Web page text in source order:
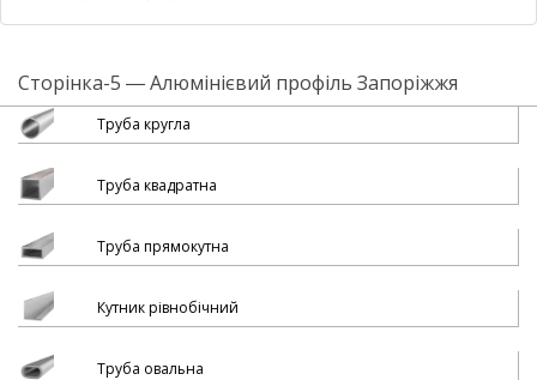
Сторінка-5 ― Алюмінієвий профіль Запоріжжя
Труба кругла
Труба квадратна
Труба прямокутна
Кутник рівнобічний
Труба овальна